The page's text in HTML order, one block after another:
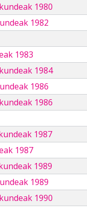
1980
1982
1983
1984
1986
1986
1987
1987
1989
1989
1990